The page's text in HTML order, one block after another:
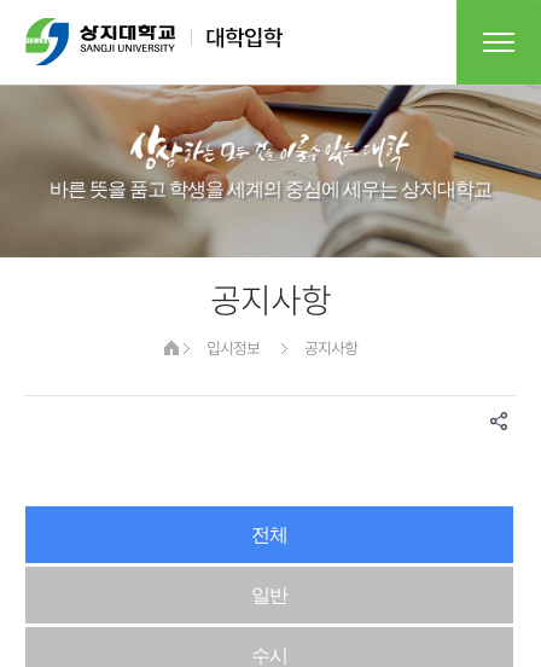
바른 뜻을 품고 학생을 세계의 중심에 세우는 상지대학교​​
공지사항
입시정보 공지사항
전체
일반
수시